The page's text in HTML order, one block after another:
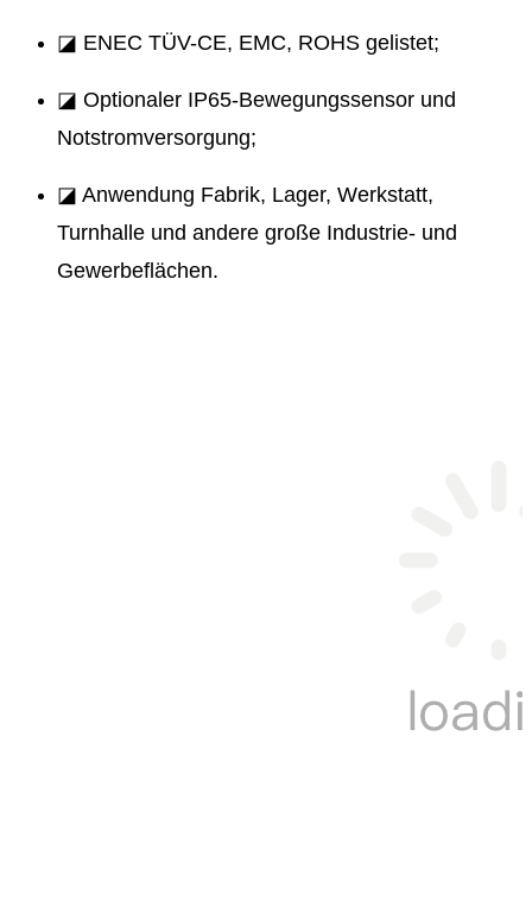
◪ ENEC TÜV-CE, EMC, ROHS gelistet;
◪ Optionaler IP65-Bewegungssensor und
Notstromversorgung;
◪ Anwendung Fabrik, Lager, Werkstatt,
Turnhalle und andere große Industrie- und
Gewerbeflächen.